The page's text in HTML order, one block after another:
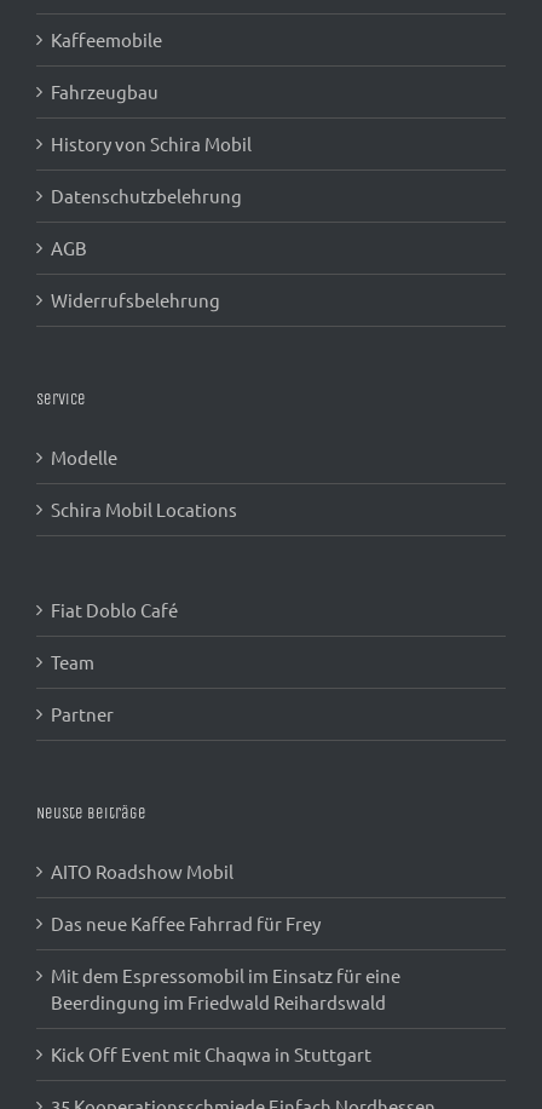
Kaffeemobile
Fahrzeugbau
History von Schira Mobil
Datenschutzbelehrung
AGB
Widerrufsbelehrung
Service
Modelle
Schira Mobil Locations
Fiat Doblo Café
Team
Partner
Neuste Beiträge
AITO Roadshow Mobil
Das neue Kaffee Fahrrad für Frey
Mit dem Espressomobil im Einsatz für eine
Beerdingung im Friedwald Reihardswald
Kick Off Event mit Chaqwa in Stuttgart